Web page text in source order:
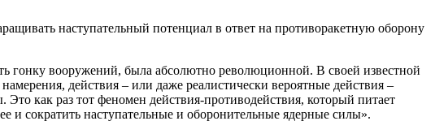
наступательный потенциал в ответ на противоракетную оборону
гонку вооружений, была абсолютно революционной. В своей известной
действия – или даже реалистически вероятные действия –
как раз тот феномен действия-противодействия, который питает
и сократить наступательные и оборонительные ядерные силы».